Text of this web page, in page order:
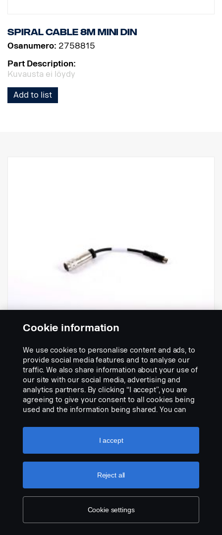
Spiral cable 8m MINI DIN
Osanumero: 2758815
Part Description:
Kuvausta ei löydy
Add to list
Sovitin MINI DIN - Orlaco 4 nastaa.
Osanumero:2660325
Part Description:
Add to list
Cookie information
We use cookies to personalise content and ads, to
provide social media features and to analyse our
traffic. We also share information about your use of
our site with our social media, advertising and
analytics partners. By clicking “I accept”, you are
agreeing to give your consent to all cookies being
used and the information being shared. You can
settings” and selecting the categories you’d like to
accept. For a more detailed explanation of how we
Cookie settings
Reject all
I accept